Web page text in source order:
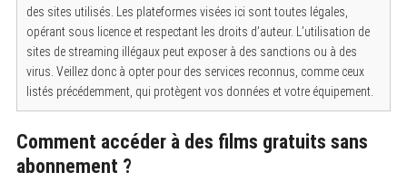
des sites utilisés. Les plateformes visées ici sont toutes légales,
opérant sous licence et respectant les droits d’auteur. L’utilisation de
sites de streaming illégaux peut exposer à des sanctions ou à des
virus. Veillez donc à opter pour des services reconnus, comme ceux
listés précédemment, qui protègent vos données et votre équipement.
Comment accéder à des films gratuits sans
abonnement ?